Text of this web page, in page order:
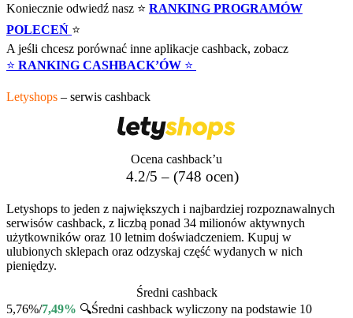
Koniecznie odwiedź nasz ⭐ RANKING PROGRAMÓW
POLECEŃ ⭐
A jeśli chcesz porównać inne aplikacje cashback, zobacz
⭐ RANKING CASHBACK’ÓW ⭐
Letyshops – serwis cashback
Ocena cashback’u
4.2/5 – (748 ocen)
Letyshops to jeden z największych i najbardziej rozpoznawalnych
serwisów cashback, z liczbą ponad 34 milionów aktywnych
użytkowników oraz 10 letnim doświadczeniem. Kupuj w
ulubionych sklepach oraz odzyskaj część wydanych w nich
pieniędzy.
Średni cashback
5,76%/7,49% 🔍Średni cashback wyliczony na podstawie 10